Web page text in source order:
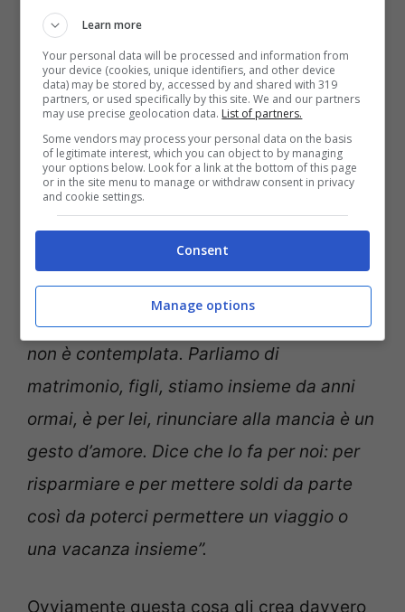
sempre una mancia considerevole al
ristorante: non mi sono mai trovato male e
per questo credo sia giusto premiare il
personale, ma quando paga lei..”.
Ad avere parlato della questione è stato
degli utenti anche per chiedere dei
consigli in merito al fatto che gli sta
capitando e ancora: “Se paga lei, la mancia
non è contemplata. Parliamo di
matrimonio, figli, stiamo insieme da anni
ormai, è per lei, rinunciare alla mancia è un
gesto d’amore. Dice che lo fa per noi: per
risparmiare e per mettere soldi da parte
così da poterci permettere un viaggio o
una vacanza insieme”.
Ovviamente questa cosa gli crea davvero
Learn more
Your personal data will be processed and information from
your device (cookies, unique identifiers, and other device
data) may be stored by, accessed by and shared with 319
partners, or used specifically by this site. We and our partners
may use precise geolocation data. List of partners.
Some vendors may process your personal data on the basis
of legitimate interest, which you can object to by managing
your options below. Look for a link at the bottom of this page
or in the site menu to manage or withdraw consent in privacy
and cookie settings.
Consent
Manage options